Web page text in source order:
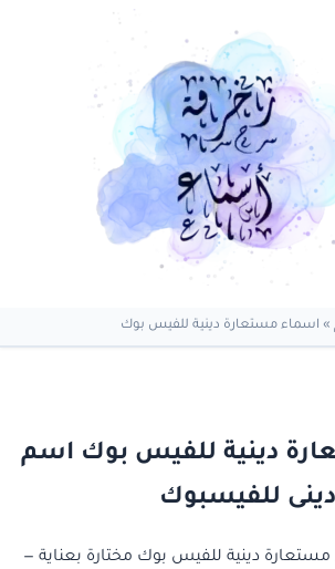
» اسماء مستعارة دينية للفيس بوك
دينية للفيس بوك اسم
دينى للفيسبوك
مستعارة دينية للفيس بوك مختارة بعناية —